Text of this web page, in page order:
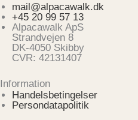
mail@alpacawalk.dk
+45 20 99 57 13
Alpacawalk ApS
Strandvejen 8
DK-4050 Skibby
CVR: 42131407
Information
Handelsbetingelser
Persondatapolitik